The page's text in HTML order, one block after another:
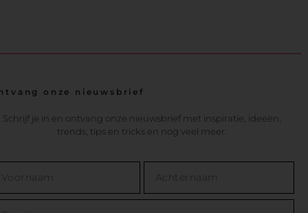
onze nieuwsbrief
Schrijf je in en ontvang onze nieuwsbrief met inspiratie, ideeën,
trends, tips en tricks en nog veel meer.